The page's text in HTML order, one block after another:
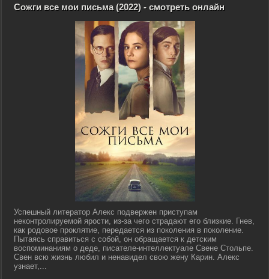
Сожги все мои письма (2022) - смотреть онлайн
Успешный литератор Алекс подвержен приступам
неконтролируемой ярости, из-за чего страдают его близкие. Гнев,
как родовое проклятие, передается из поколения в поколение.
Пытаясь справиться с собой, он обращается к детским
воспоминаниям о деде, писателе-интеллектуале Свене Стольпе.
Свен всю жизнь любил и ненавидел свою жену Карин. Алекс
узнает,...